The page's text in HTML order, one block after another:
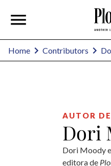
Home Contributors
AUTOR
Dori
Dori Moody
editora de